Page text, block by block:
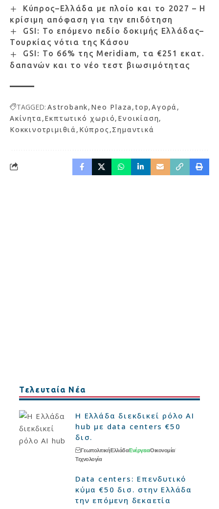
Κύπρος–Ελλάδα με πλοίο και το 2027 – Η
κρίσιμη απόφαση για την επιδότηση
GSI: Το επόμενο πεδίο δοκιμής Ελλάδας–
Τουρκίας νότια της Κάσου
GSI: Το 66% της Meridiam, τα €251 εκατ.
δαπανών και το νέο τεστ βιωσιμότητας
TAGGED: Astrobank Neo Plaza top Αγορά
Ακίνητα Εκπτωτικό χωριό Ενοικίαση
Κοκκινοτριμιθιά Κύπρος Σημαντικά
Τελευταία Νέα
Η Ελλάδα διεκδικεί ρόλο AI
hub με data centers €50
δισ.
ΓεωπολιτικήΕλλάδαΕνέργειαΟικονομία
Τεχνολογία
Data centers: Επενδυτικό
κύμα €50 δισ. στην Ελλάδα
την επόμενη δεκαετία